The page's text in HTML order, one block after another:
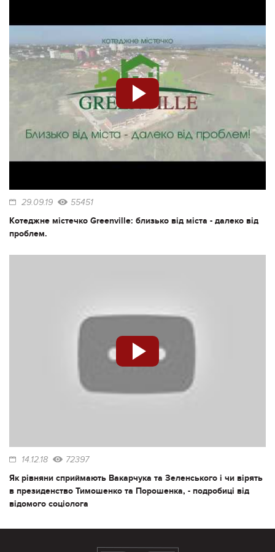
29.09.19 55451
Котеджне містечко Greenville: близько від міста - далеко від
проблем.
14.12.18 72397
Як рівняни сприймають Вакарчука та Зеленського і чи вірять
в президенство Тимошенко та Порошенка, - подробиці від
відомого соціолога